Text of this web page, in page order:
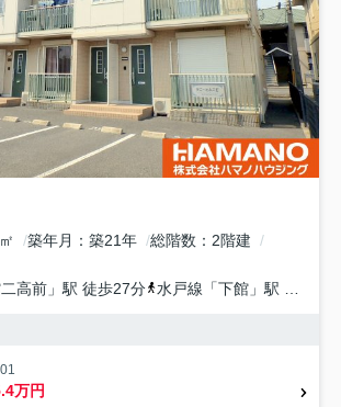
築年月 築21年 総階数
2階建
高前 」駅 徒歩27分 水戸線 「下館 」駅 徒歩27分
万円